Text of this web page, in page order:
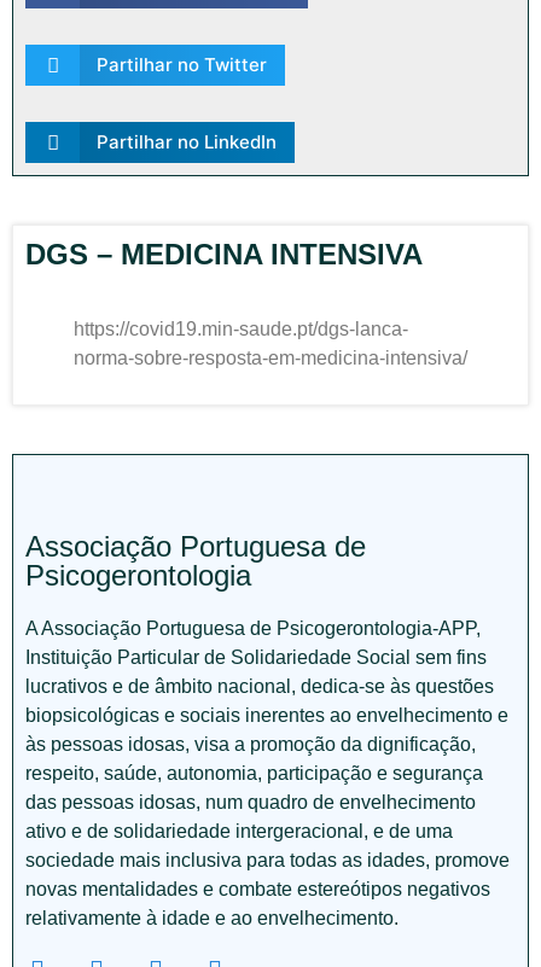
Partilhar no Twitter
Partilhar no LinkedIn
DGS – MEDICINA INTENSIVA
https://covid19.min-saude.pt/dgs-lanca-
norma-sobre-resposta-em-medicina-intensiva/
Associação Portuguesa de
Psicogerontologia
A Associação Portuguesa de Psicogerontologia-APP,
Instituição Particular de Solidariedade Social sem fins
lucrativos e de âmbito nacional, dedica-se às questões
biopsicológicas e sociais inerentes ao envelhecimento e
às pessoas idosas, visa a promoção da dignificação,
respeito, saúde, autonomia, participação e segurança
das pessoas idosas, num quadro de envelhecimento
ativo e de solidariedade intergeracional, e de uma
sociedade mais inclusiva para todas as idades, promove
novas mentalidades e combate estereótipos negativos
relativamente à idade e ao envelhecimento.